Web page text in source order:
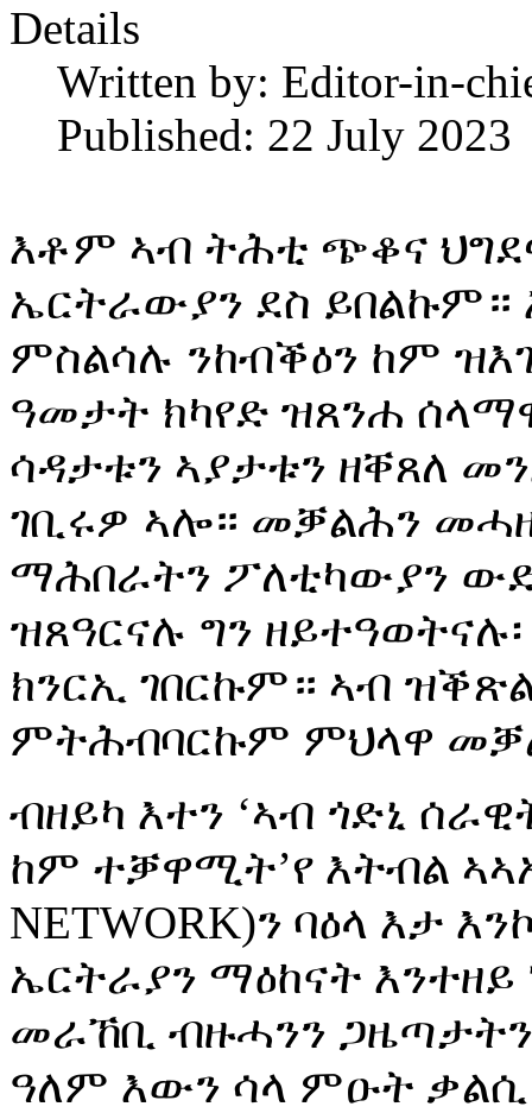
Details
Written by: Editor-in-
Published: 22 July 2023
እቶም ኣብ ትሕቲ ጭቆና
ኤርትራውያን ደስ ይበልኩም።
ምስልሳሉ ንከብቕዕን ከም
ዓመታት ክካየድ ዝጸንሐ
ሳዳታቱን ኣያታቱን ዘቐጸለ
ገቢሩዎ ኣሎ። መቓልሕን
ማሕበራትን ፖለቲካውያን
ዝጸዓርናሉ ግን
ክንርኢ ገበርኩም። ኣብ
ምትሕብባርኩም ምህላዋ
ብዘይካ እተን ‘ኣብ ጎድኒ
ከም ተቓዋሚት’የ እትብል
NETWORK)ን ባዕላ እታ
ኤርትራያን ማዕከናት
መራኸቢ ብዙሓንን
ዓለም እውን ሳላ ምዑት